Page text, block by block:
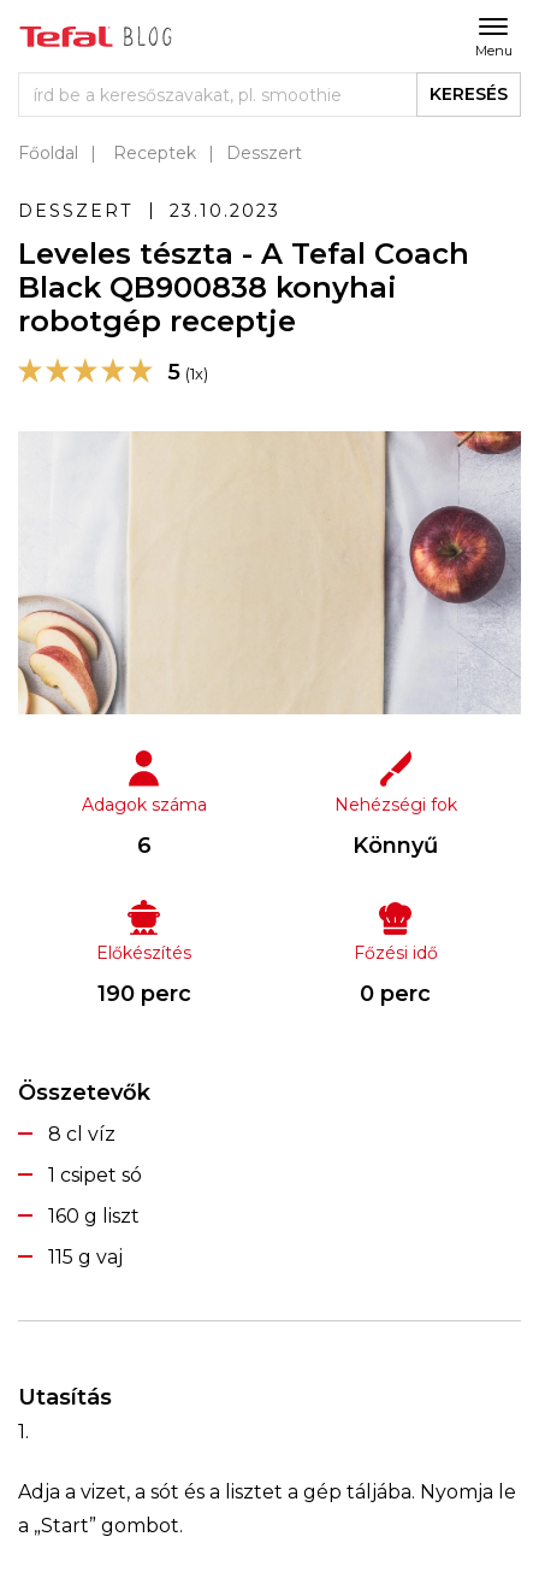
Menu
KERESÉS
Főoldal Receptek Desszert
DESSZERT 23.10.2023
Leveles tészta - A Tefal Coach
Black QB900838 konyhai
robotgép receptje
5 (1x)
Adagok száma
6
Nehézségi fok
Könnyű
Előkészítés
190 perc
Főzési idő
0 perc
Összetevők
8 cl víz
1 csipet só
160 g liszt
115 g vaj
Utasítás
1.
Adja a vizet, a sót és a lisztet a gép táljába. Nyomja le
a „Start” gombot.